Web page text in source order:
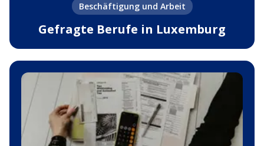
Beschäftigung und Arbeit
Gefragte Berufe in Luxemburg